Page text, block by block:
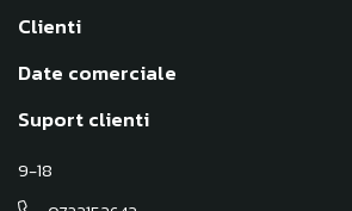
Clienti
Date comerciale
Suport clienti
9-18